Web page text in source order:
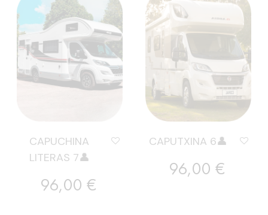
CAPUCHINA
LITERAS 7👤
Preu
96,00 €
CAPUTXINA 6👤
Preu
96,00 €